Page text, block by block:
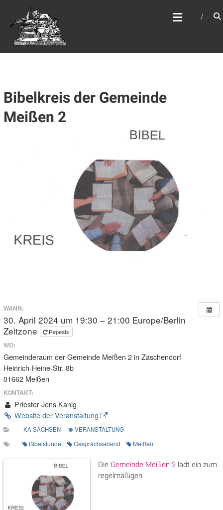
springen
WEBSITE DES
APOSTELAMTES JESU
CHRISTI KÖR
Bibelkreis der Gemeinde
Meißen 2
WANN:
30. April 2024 um 19:30 – 21:00 Europe/Berlin
Zeitzone
Repeats
WO:
Gemeinderaum der Gemeinde Meißen 2 in Zaschendorf
Heinrich-Heine-Str. 8b
01662 Meißen
KONTAKT:
Priester Jens Kanig
Website der Veranstaltung
KA SACHSEN VERANSTALTUNG
Bibelstunde Gesprächsabend Meißen
Die Gemeinde Meißen 2lädt ein zum
regelmäßigen